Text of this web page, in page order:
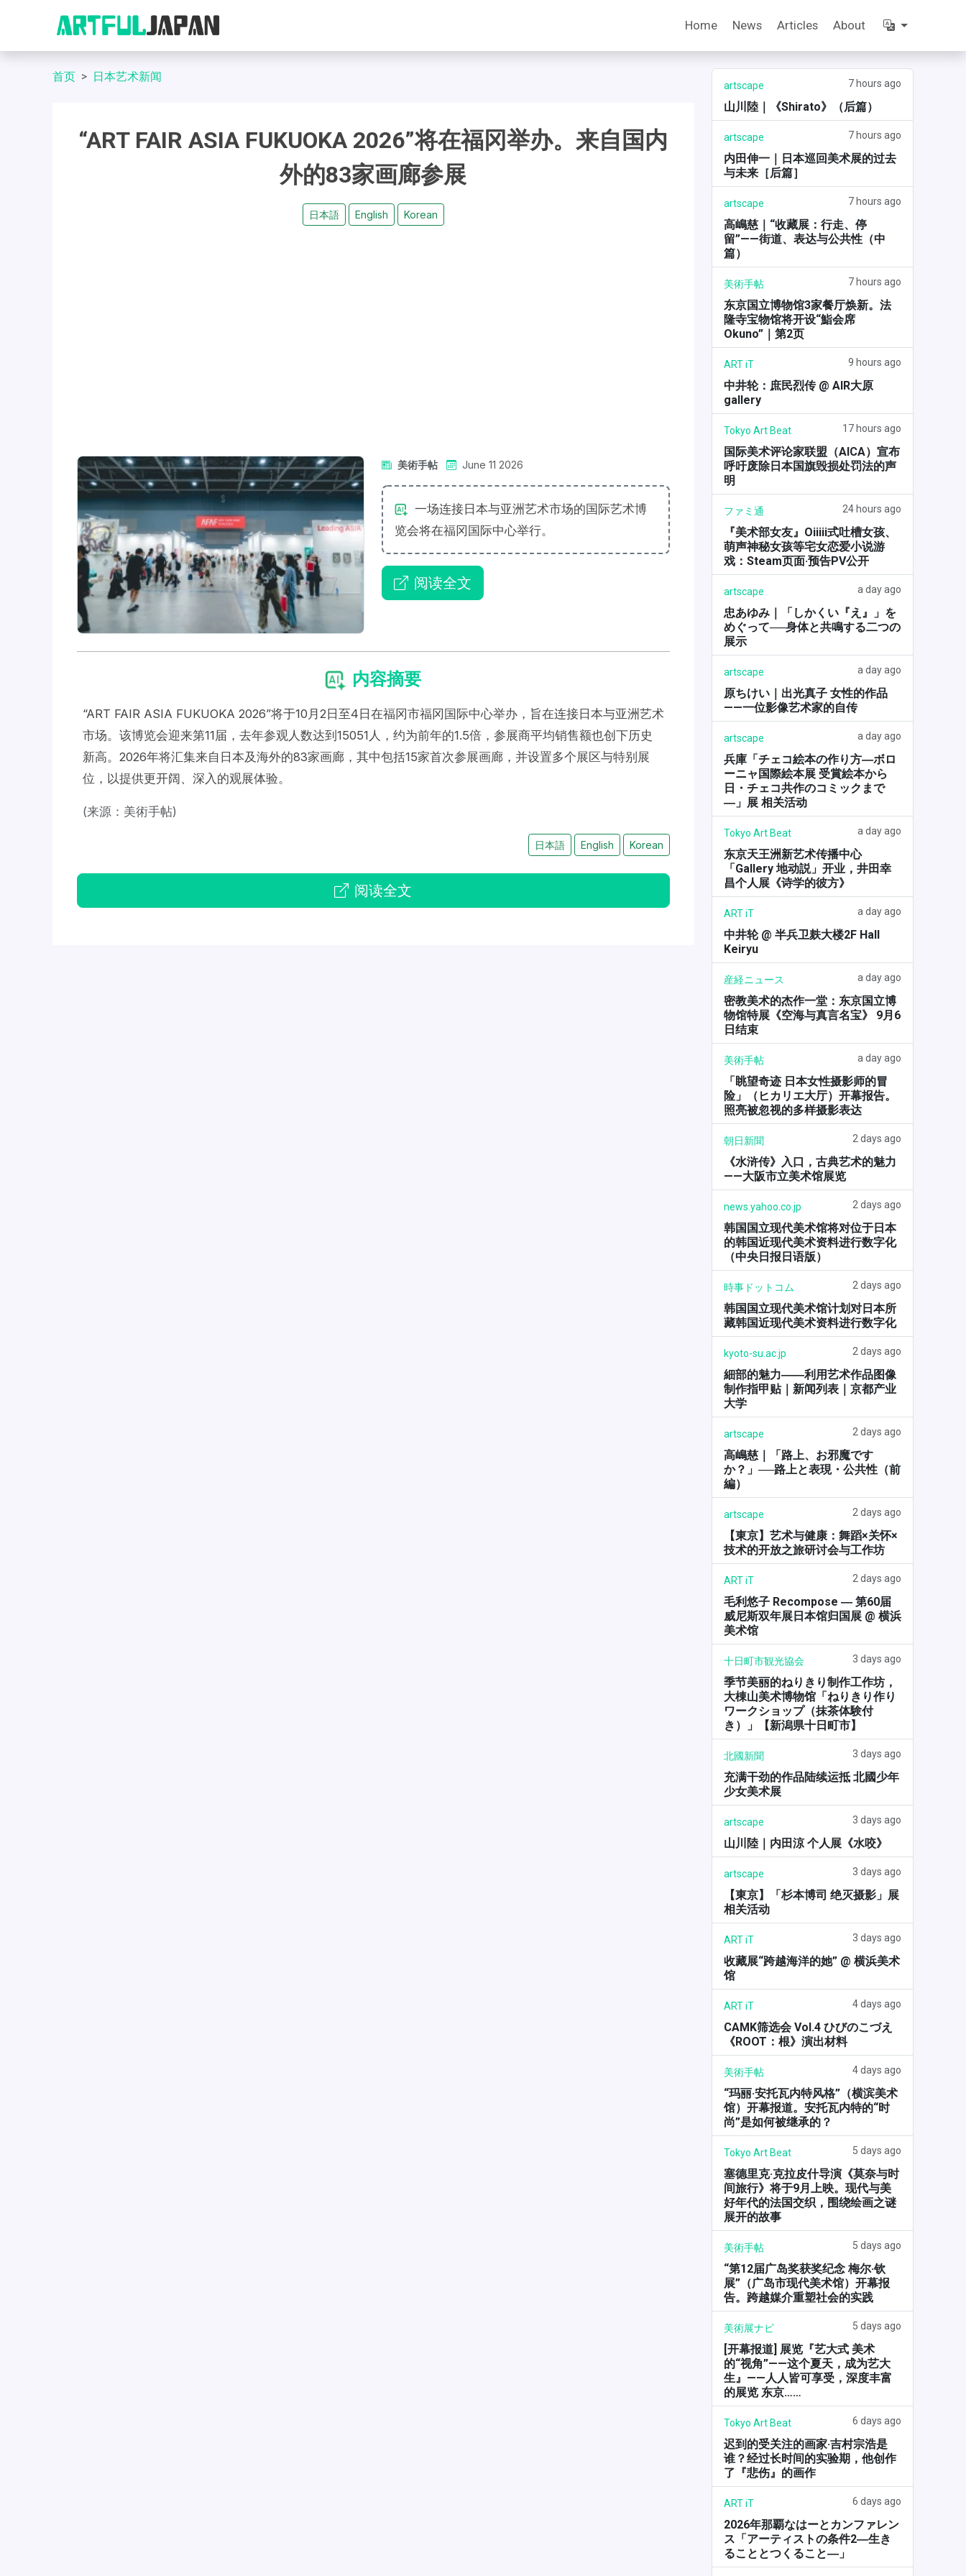
Home News Articles About
首页 日本艺术新闻
“ART FAIR ASIA FUKUOKA 2026”将在福冈举办。来自国内
外的83家画廊参展
日本語 English Korean
美術手帖 June 11 2026
一场连接日本与亚洲艺术市场的国际艺术博
览会将在福冈国际中心举行。
阅读全文
内容摘要
“ART FAIR ASIA FUKUOKA 2026”将于10月2日至4日在福冈市福冈国际中心举办，旨在连接日本与亚洲艺术
市场。该博览会迎来第11届，去年参观人数达到15051人，约为前年的1.5倍，参展商平均销售额也创下历史
新高。2026年将汇集来自日本及海外的83家画廊，其中包括15家首次参展画廊，并设置多个展区与特别展
位，以提供更开阔、深入的观展体验。
(来源：美術手帖)
日本語 English Korean
阅读全文
artscape 7 hours ago
山川陸｜《Shirato》（后篇）
artscape 7 hours ago
内田伸一｜日本巡回美术展的过去
与未来［后篇］
artscape 7 hours ago
高嶋慈｜“收藏展：行走、停
留”——街道、表达与公共性（中
篇）
美術手帖 7 hours ago
东京国立博物馆3家餐厅焕新。法
隆寺宝物馆将开设“鮨会席
Okuno”｜第2页
ART iT 9 hours ago
中井轮：庶民烈传 @ AIR大原
gallery
Tokyo Art Beat 17 hours ago
国际美术评论家联盟（AICA）宣布
呼吁废除日本国旗毁损处罚法的声
明
ファミ通 24 hours ago
『美术部女友』Oiiiii式吐槽女孩、
萌声神秘女孩等宅女恋爱小说游
戏：Steam页面·预告PV公开
artscape a day ago
忠あゆみ｜「しかくい『え』」を
めぐって──身体と共鳴する二つの
展示
artscape a day ago
原ちけい｜出光真子 女性的作品
——一位影像艺术家的自传
artscape a day ago
兵庫「チェコ絵本の作り方―ボロ
ーニャ国際絵本展 受賞絵本から
日・チェコ共作のコミックまで
―」展 相关活动
Tokyo Art Beat a day ago
东京天王洲新艺术传播中心
「Gallery 地动説」开业，井田幸
昌个人展《诗学的彼方》
ART iT a day ago
中井轮 @ 半兵卫麸大楼2F Hall
Keiryu
産経ニュース a day ago
密教美术的杰作一堂：东京国立博
物馆特展《空海与真言名宝》 9月6
日结束
美術手帖 a day ago
「眺望奇迹 日本女性摄影师的冒
险」（ヒカリエ大厅）开幕报告。
照亮被忽视的多样摄影表达
朝日新聞 2 days ago
《水浒传》入口，古典艺术的魅力
——大阪市立美术馆展览
news.yahoo.co.jp 2 days ago
韩国国立现代美术馆将对位于日本
的韩国近现代美术资料进行数字化
（中央日报日语版）
時事ドットコム 2 days ago
韩国国立现代美术馆计划对日本所
藏韩国近现代美术资料进行数字化
kyoto-su.ac.jp 2 days ago
細部的魅力――利用艺术作品图像
制作指甲贴｜新闻列表｜京都产业
大学
artscape 2 days ago
高嶋慈｜「路上、お邪魔です
か？」──路上と表現・公共性（前
編）
artscape 2 days ago
【東京】艺术与健康：舞蹈×关怀×
技术的开放之旅研讨会与工作坊
ART iT 2 days ago
毛利悠子 Recompose ― 第60届
威尼斯双年展日本馆归国展 @ 横浜
美术馆
十日町市観光協会 3 days ago
季节美丽的ねりきり制作工作坊，
大棟山美术博物馆「ねりきり作り
ワークショップ（抹茶体験付
き）」【新潟県十日町市】
北國新聞 3 days ago
充满干劲的作品陆续运抵 北國少年
少女美术展
artscape 3 days ago
山川陸｜内田涼 个人展《水咬》
artscape 3 days ago
【東京】「杉本博司 绝灭摄影」展
相关活动
ART iT 3 days ago
收藏展“跨越海洋的她” @ 横浜美术
馆
ART iT 4 days ago
CAMK筛选会 Vol.4 ひびのこづえ
《ROOT：根》演出材料
美術手帖 4 days ago
“玛丽·安托瓦内特风格”（横滨美术
馆）开幕报道。安托瓦内特的“时
尚”是如何被继承的？
Tokyo Art Beat 5 days ago
塞德里克·克拉皮什导演《莫奈与时
间旅行》将于9月上映。现代与美
好年代的法国交织，围绕绘画之谜
展开的故事
美術手帖 5 days ago
“第12届广岛奖获奖纪念 梅尔·钦
展”（广岛市现代美术馆）开幕报
告。跨越媒介重塑社会的实践
美術展ナビ 5 days ago
[开幕报道] 展览『艺大式 美术
的“视角”——这个夏天，成为艺大
生』——人人皆可享受，深度丰富
的展览 东京……
Tokyo Art Beat 6 days ago
迟到的受关注的画家·吉村宗浩是
谁？经过长时间的实验期，他创作
了『悲伤』的画作
ART iT 6 days ago
2026年那覇なはーとカンファレン
ス「アーティストの条件2―生き
ることとつくること―」